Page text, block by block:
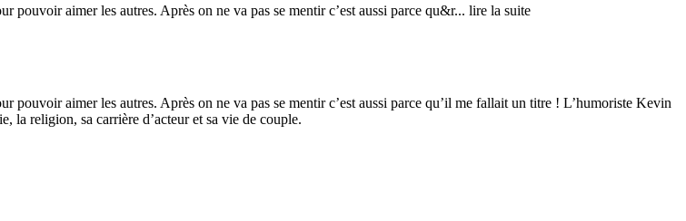
pouvoir aimer les autres. Après on ne va pas se mentir c’est aussi parce qu&r... lire la suite
pouvoir aimer les autres. Après on ne va pas se mentir c’est aussi parce qu’il me fallait un titre ! L’humoriste Kevin
la religion, sa carrière d’acteur et sa vie de couple.